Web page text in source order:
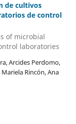
de cultivos
de control
of microbial
laboratories
Arcides Perdomo,
Rincón, Ana